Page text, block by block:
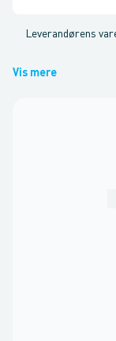
Leverandørens
Vis mere